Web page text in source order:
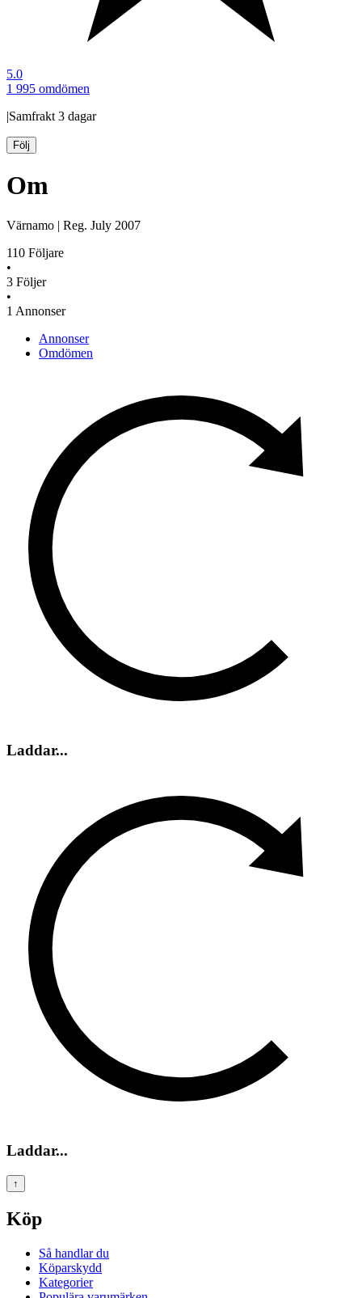
5.0
1 995 omdömen
|Samfrakt 3 dagar
Följ
Om
Värnamo | Reg. July 2007
110 Följare
•
3 Följer
•
1 Annonser
Annonser
Omdömen
Laddar...
Laddar...
↑
Köp
Så handlar du
Köparskydd
Kategorier